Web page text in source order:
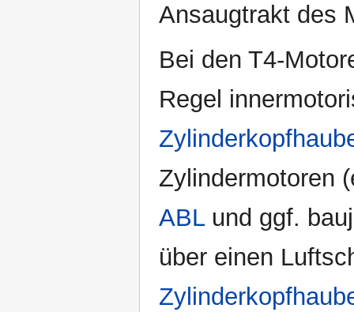
Ansaugtrakt des
Bei den T4-
Regel
Zylindermotoren
ABLund ggf.
über einen